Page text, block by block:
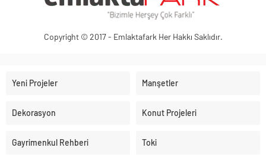
Copyright © 2017 - Emlaktafark Her Hakkı Saklıdır.
Yeni Projeler Manşetler
Dekorasyon Konut Projeleri
Gayrimenkul Rehberi Toki